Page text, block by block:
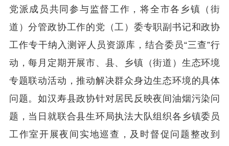
党派成员共同参与监督工作，将全市各乡镇（街
道）分管政协工作的党（工）委专职副书记和政协
工作专干纳入测评人员资源库，结合委员“三查”行
动，每月定期开展市、县、乡镇（街道）生态环境
专题联动活动，推动解决群众身边生态环境的具体
问题。如汉寿县政协针对居民反映夜间油烟污染问
题，当日就联合县生环局执法大队组织各乡镇委员
工作室开展夜间实地巡查，及时督促问题整改到